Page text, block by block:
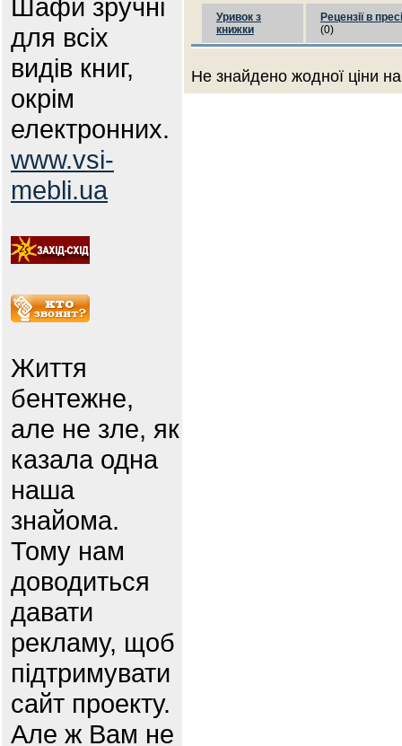
Шафи зручні
для всіх
видів книг,
окрім
електронних.
www.vsi-
mebli.ua
Життя
бентежне,
але не зле, як
казала одна
наша
знайома.
Тому нам
доводиться
давати
рекламу, щоб
підтримувати
сайт проекту.
Але ж Вам не
Уривок з
книжки
Рецензії в пресі
(0)
Не знайдено жодної ціни